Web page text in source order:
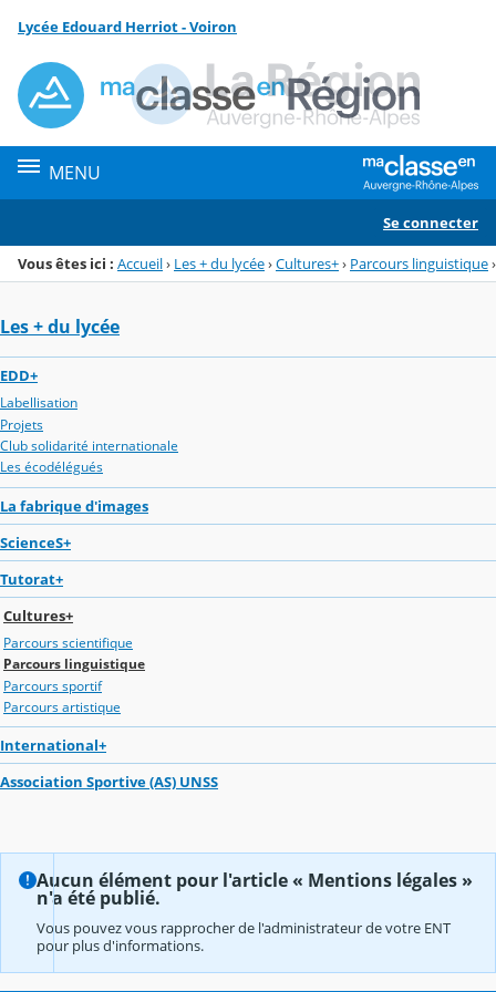
Menu de la rubrique
Contenu
Lycée Edouard Herriot - Voiron
MENU
Se connecter
Vous êtes ici : Accueil› Les + du lycée›Cultures+› Parcours linguistique›
Les + du lycée
EDD+
Labellisation
Projets
Club solidarité internationale
Les écodélégués
La fabrique d'images
ScienceS+
Tutorat+
Cultures+
Parcours scientifique
Parcours linguistique
Parcours sportif
Parcours artistique
International+
Association Sportive (AS) UNSS
Aucun élément pour l'article « Mentions légales »
n'a été publié.
Vous pouvez vous rapprocher de l'administrateur de votre ENT
pour plus d'informations.